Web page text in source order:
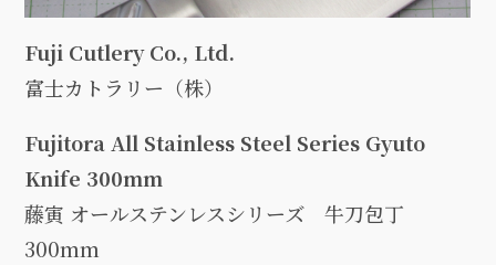
Fuji Cutlery Co., Ltd.
富士カトラリー（株）
Fujitora All Stainless Steel Series Gyuto
Knife 300mm
藤寅 オールステンレスシリーズ 牛刀包丁
300mm